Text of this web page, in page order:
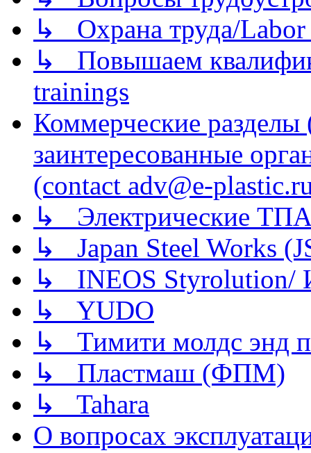
↳ Охрана труда/Labor
↳ Повышаем
trainings
Коммерческие
заинтересованные
(contact adv@e-
↳ Электрические
↳ Japan Steel Works
↳ INEOS
↳ YUDO
↳ Тимити молдс энд
↳ Пластмаш (ФПМ)
↳ Tahara
О вопросах